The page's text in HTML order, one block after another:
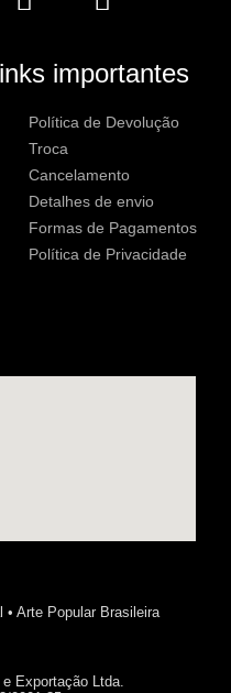
importantes
Política de Devolução
Troca
Cancelamento
Detalhes de envio
Formas de Pagamentos
Política de Privacidade
Arte Popular Brasileira
Exportação Ltda.